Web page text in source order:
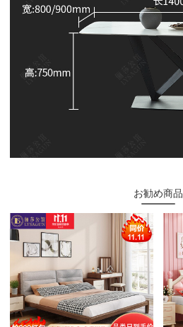
お勧め商品